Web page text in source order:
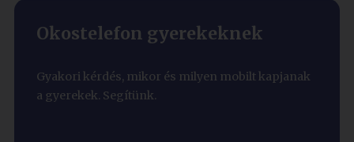
Okostelefon gyerekeknek
Gyakori kérdés, mikor és milyen mobilt kapjanak
a gyerekek. Segítünk.